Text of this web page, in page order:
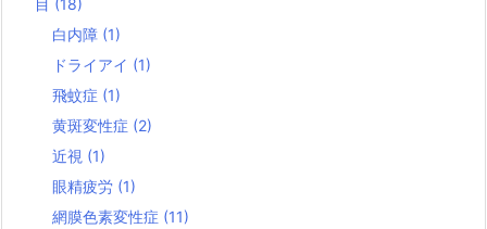
目 (18)
白内障 (1)
ドライアイ (1)
飛蚊症 (1)
黄斑変性症 (2)
近視 (1)
眼精疲労 (1)
網膜色素変性症 (11)